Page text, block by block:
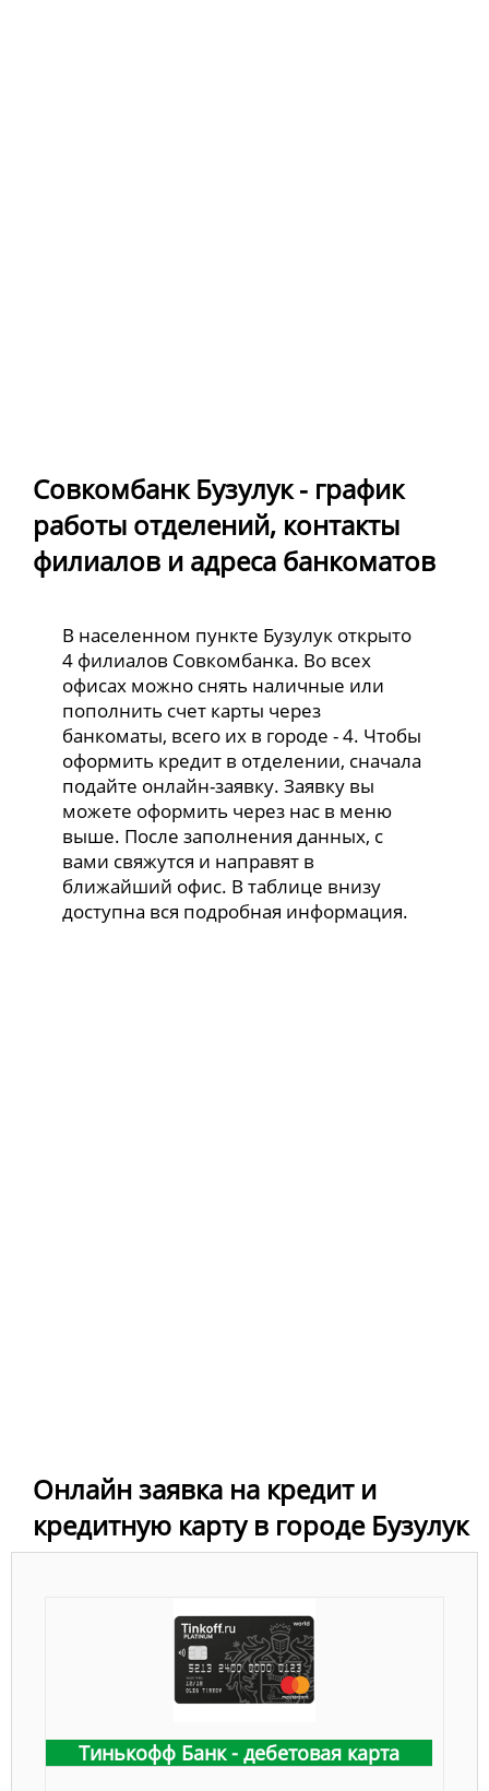
Совкомбанк Бузулук - график
работы отделений, контакты
филиалов и адреса банкоматов
В населенном пункте Бузулук открыто
4 филиалов Совкомбанка. Во всех
офисах можно снять наличные или
пополнить счет карты через
банкоматы, всего их в городе - 4. Чтобы
оформить кредит в отделении, сначала
подайте онлайн-заявку. Заявку вы
можете оформить через нас в меню
выше. После заполнения данных, с
вами свяжутся и направят в
ближайший офис. В таблице внизу
доступна вся подробная информация.
Онлайн заявка на кредит и
кредитную карту в городе Бузулук
Тинькофф Банк - дебетовая карта